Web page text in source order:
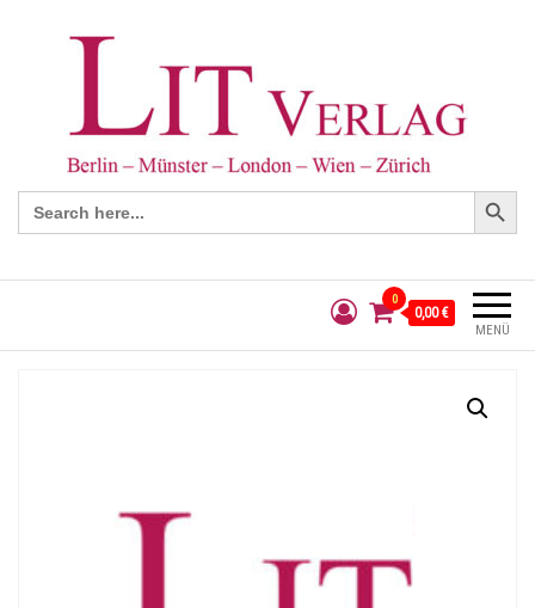
Search
for:
Search Button
MENÜ
0
0,00 €